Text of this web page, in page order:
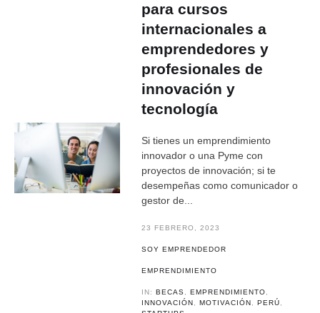
para cursos
internacionales a
emprendedores y
profesionales de
innovación y
tecnología
Si tienes un emprendimiento
innovador o una Pyme con
proyectos de innovación; si te
desempeñas como comunicador o
gestor de...
23 FEBRERO, 2023
SOY EMPRENDEDOR
EMPRENDIMIENTO
IN:BECAS ,EMPRENDIMIENTO
INNOVACIÓN
,MOTIVACIÓN ,PERÚ